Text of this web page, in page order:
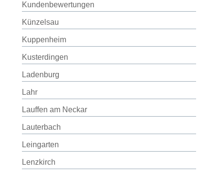
Kundenbewertungen
Künzelsau
Kuppenheim
Kusterdingen
Ladenburg
Lahr
Lauffen am Neckar
Lauterbach
Leingarten
Lenzkirch